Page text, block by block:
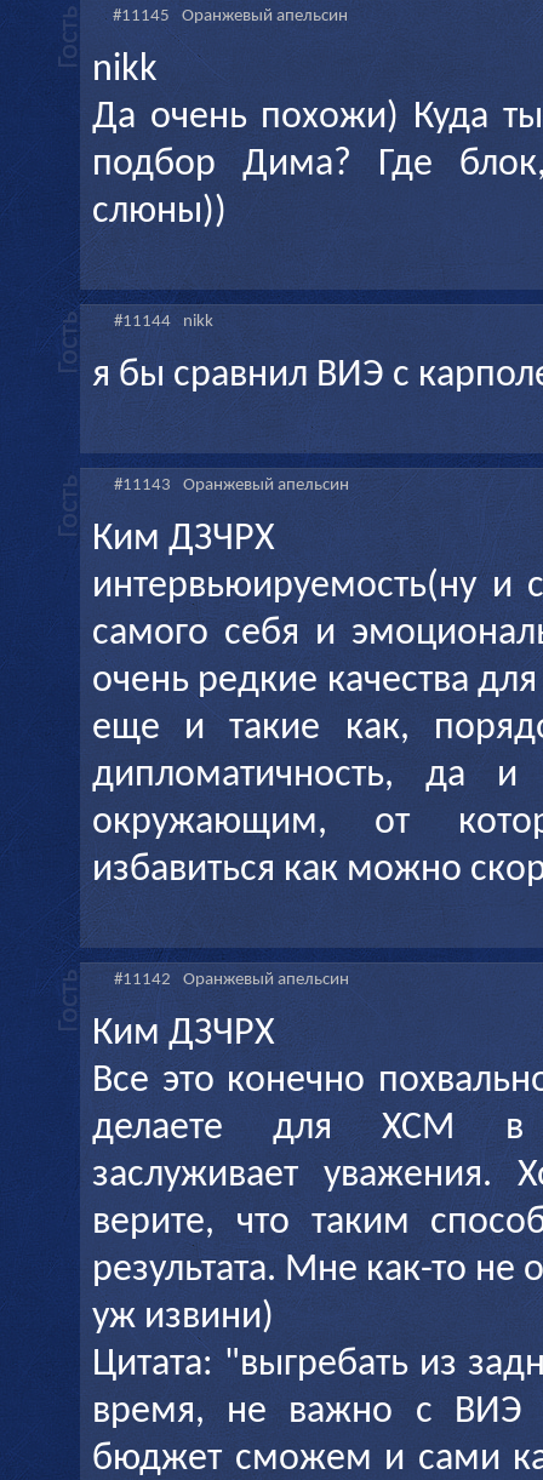
#11145 Оранжевый апельсин
nikk
Да очень похожи) Куда
подбор Дима? Где
слюны))
#11144 nikk
я бы сравнил ВИЭ с
#11143 Оранжевый апельсин
Ким ДЗЧРХ
интервьюируемость(ну и
самого себя и
очень редкие качества
еще и такие как,
дипломатичность, да
окружающим, от
избавиться как можно
#11142 Оранжевый апельсин
Ким ДЗЧРХ
Все это конечно
делаете для ХСМ в
заслуживает уважения.
верите, что таким
результата. Мне как-то не
уж извини)
Цитата: "выгребать из
время, не важно с ВИЭ
бюджет сможем и сами